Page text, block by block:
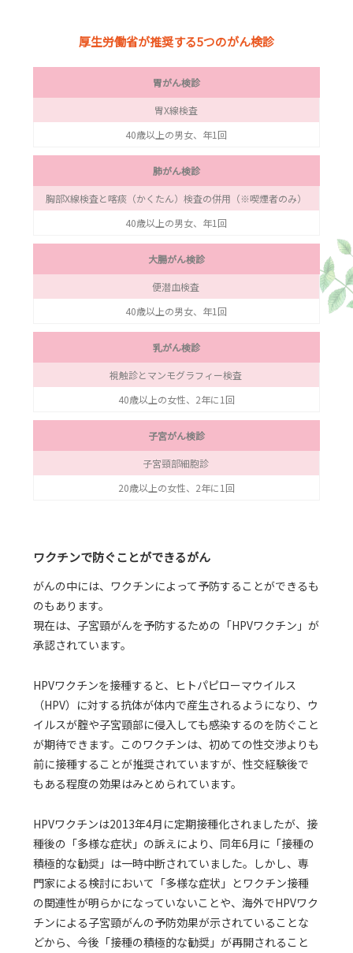
厚生労働省が推奨する5つのがん検診
胃がん検診
胃X線検査
40歳以上の男女、年1回
肺がん検診
胸部X線検査と喀痰（かくたん）検査の併用（※喫煙者のみ）
40歳以上の男女、年1回
大腸がん検診
便潜血検査
40歳以上の男女、年1回
乳がん検診
視触診とマンモグラフィー検査
40歳以上の女性、2年に1回
子宮がん検診
子宮頸部細胞診
20歳以上の女性、2年に1回
ワクチンで防ぐことができるがん
がんの中には、ワクチンによって予防することができるも
のもあります。
現在は、子宮頸がんを予防するための「HPVワクチン」が
承認されています。
HPVワクチンを接種すると、ヒトパピローマウイルス
（HPV）に対する抗体が体内で産生されるようになり、ウ
イルスが腟や子宮頸部に侵入しても感染するのを防ぐこと
が期待できます。このワクチンは、初めての性交渉よりも
前に接種することが推奨されていますが、性交経験後で
もある程度の効果はみとめられています。
HPVワクチンは2013年4月に定期接種化されましたが、接
種後の「多様な症状」の訴えにより、同年6月に「接種の
積極的な勧奨」は一時中断されていました。しかし、専
門家による検討において「多様な症状」とワクチン接種
の関連性が明らかになっていないことや、海外でHPVワク
チンによる子宮頸がんの予防効果が示されていることな
どから、今後「接種の積極的な勧奨」が再開されること